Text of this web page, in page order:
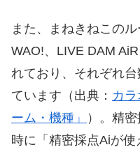
また、まねきねこの
WAO!、LIVE DAM
れており、それぞれ
ています（出典： カ
ーム・機種」
）。精
時に「精密採点Aiが